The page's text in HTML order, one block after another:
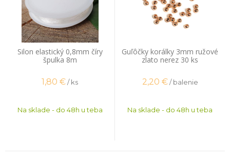
Silon elastický 0,8mm číry
špulka 8m
1,80 €/ ks
Na sklade - do 48h u teba
Guľôčky korálky 3mm ružové
zlato nerez 30 ks
2,20 € / balenie
Na sklade - do 48h u teba